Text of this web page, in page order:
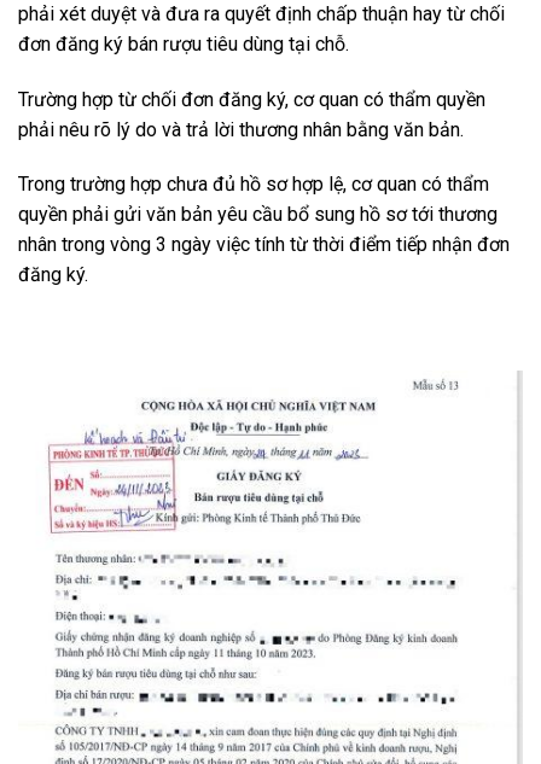
phải xét duyệt và đưa ra quyết định chấp thuận hay từ chối
đơn đăng ký bán rượu tiêu dùng tại chỗ.
Trường hợp từ chối đơn đăng ký, cơ quan có thẩm quyền
phải nêu rõ lý do và trả lời thương nhân bằng văn bản.
Trong trường hợp chưa đủ hồ sơ hợp lệ, cơ quan có thẩm
quyền phải gửi văn bản yêu cầu bổ sung hồ sơ tới thương
nhân trong vòng 3 ngày việc tính từ thời điểm tiếp nhận đơn
đăng ký.